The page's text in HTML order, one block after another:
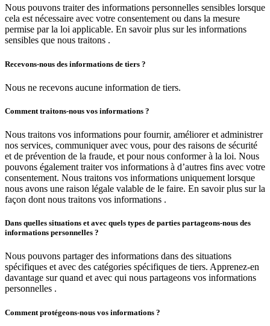
Nous pouvons traiter des informations personnelles sensibles lorsque
cela est nécessaire avec votre consentement ou dans la mesure
permise par la loi applicable. En savoir plus sur les informations
sensibles que nous traitons .
Recevons-nous des informations de tiers ?
Nous ne recevons aucune information de tiers.
Comment traitons-nous vos informations ?
Nous traitons vos informations pour fournir, améliorer et administrer
nos services, communiquer avec vous, pour des raisons de sécurité
et de prévention de la fraude, et pour nous conformer à la loi. Nous
pouvons également traiter vos informations à d’autres fins avec votre
consentement. Nous traitons vos informations uniquement lorsque
nous avons une raison légale valable de le faire. En savoir plus sur la
façon dont nous traitons vos informations .
Dans quelles situations et avec quels types de parties partageons-nous des
informations personnelles ?
Nous pouvons partager des informations dans des situations
spécifiques et avec des catégories spécifiques de tiers. Apprenez-en
davantage sur quand et avec qui nous partageons vos informations
personnelles .
Comment protégeons-nous vos informations ?